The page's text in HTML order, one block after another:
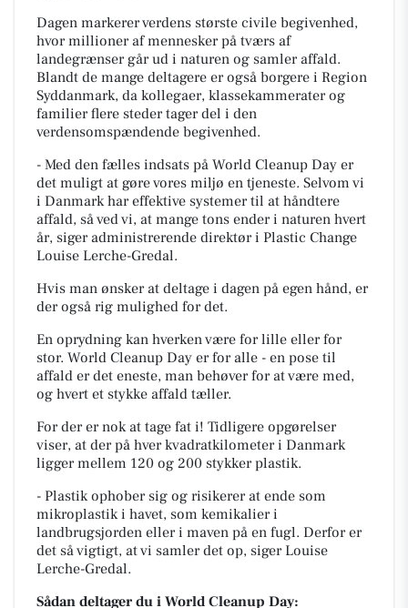
Dagen markerer verdens største civile begivenhed,
hvor millioner af mennesker på tværs af
landegrænser går ud i naturen og samler affald.
Blandt de mange deltagere er også borgere i Region
Syddanmark, da kollegaer, klassekammerater og
familier flere steder tager del i den
verdensomspændende begivenhed.
- Med den fælles indsats på World Cleanup Day er
det muligt at gøre vores miljø en tjeneste. Selvom vi
i Danmark har effektive systemer til at håndtere
affald, så ved vi, at mange tons ender i naturen hvert
år, siger administrerende direktør i Plastic Change
Louise Lerche-Gredal.
Hvis man ønsker at deltage i dagen på egen hånd, er
der også rig mulighed for det.
En oprydning kan hverken være for lille eller for
stor. World Cleanup Day er for alle - en pose til
affald er det eneste, man behøver for at være med,
og hvert et stykke affald tæller.
For der er nok at tage fat i! Tidligere opgørelser
viser, at der på hver kvadratkilometer i Danmark
ligger mellem 120 og 200 stykker plastik.
- Plastik ophober sig og risikerer at ende som
mikroplastik i havet, som kemikalier i
landbrugsjorden eller i maven på en fugl. Derfor er
det så vigtigt, at vi samler det op, siger Louise
Lerche-Gredal.
Sådan deltager du i World Cleanup Day: